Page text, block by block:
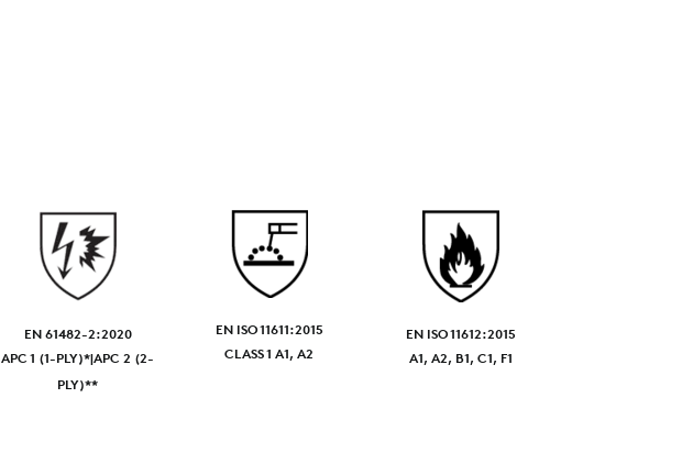
EN 61482-2:2020
APC 1 (1-PLY)*|APC 2 (2-
PLY)**
EN ISO 11611:2015
CLASS 1 A1, A2
EN ISO 11612:2015
A1, A2, B1, C1, F1